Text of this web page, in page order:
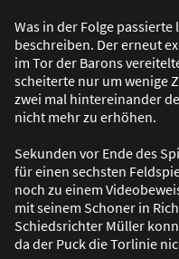
Was in der Folge passierte
beschreiben. Der erneut
im Tor der Barons
scheiterte nur um wenige
zwei mal hintereinander
nicht mehr zu erhöhen.
Sekunden vor Ende des
für einen sechsten
noch zu einem
mit seinem Schoner in
Schiedsrichter Müller
da der Puck die Torlinie